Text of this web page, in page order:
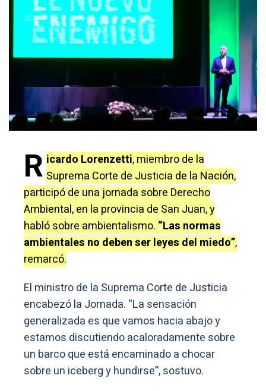
R icardo Lorenzetti, miembro de la
Suprema Corte de Justicia de la Nación,
participó de una jornada sobre Derecho
Ambiental, en la provincia de San Juan, y
habló sobre ambientalismo. “Las normas
ambientales no deben ser leyes del miedo”,
remarcó.
El ministro de la Suprema Corte de Justicia
encabezó la Jornada. “La sensación
generalizada es que vamos hacia abajo y
estamos discutiendo acaloradamente sobre
un barco que está encaminado a chocar
sobre un iceberg y hundirse”, sostuvo.